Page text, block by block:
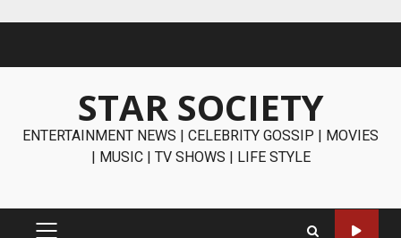
STAR SOCIETY
ENTERTAINMENT NEWS | CELEBRITY GOSSIP | MOVIES
| MUSIC | TV SHOWS | LIFE STYLE